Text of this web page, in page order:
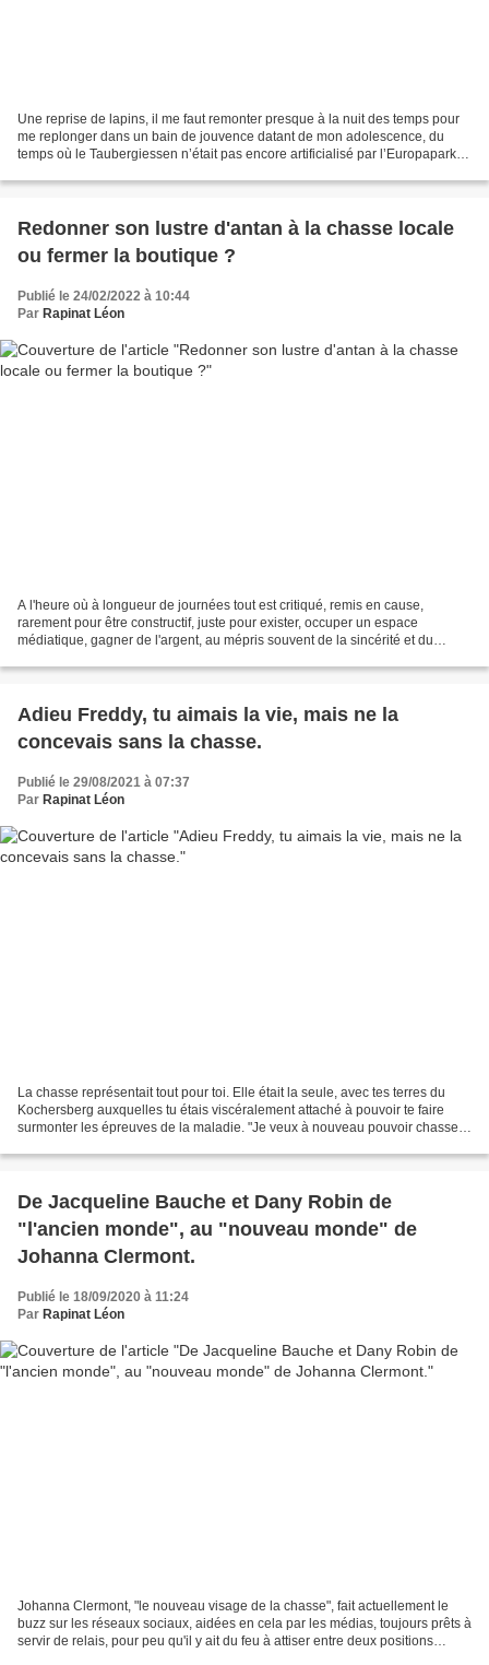
Une reprise de lapins, il me faut remonter presque à la nuit des temps pour
me replonger dans un bain de jouvence datant de mon adolescence, du
temps où le Taubergiessen n’était pas encore artificialisé par l’Europapark,
Redonner son lustre d'antan à la chasse locale
ou fermer la boutique ?
Publié le 24/02/2022 à 10:44
Par Rapinat Léon
A l'heure où à longueur de journées tout est critiqué, remis en cause,
rarement pour être constructif, juste pour exister, occuper un espace
médiatique, gagner de l'argent, au mépris souvent de la sincérité et du
Adieu Freddy, tu aimais la vie, mais ne la
concevais sans la chasse.
Publié le 29/08/2021 à 07:37
Par Rapinat Léon
La chasse représentait tout pour toi. Elle était la seule, avec tes terres du
Kochersberg auxquelles tu étais viscéralement attaché à pouvoir te faire
surmonter les épreuves de la maladie. "Je veux à nouveau pouvoir chasser"
De Jacqueline Bauche et Dany Robin de
"l'ancien monde", au "nouveau monde" de
Johanna Clermont.
Publié le 18/09/2020 à 11:24
Par Rapinat Léon
Johanna Clermont, "le nouveau visage de la chasse", fait actuellement le
buzz sur les réseaux sociaux, aidées en cela par les médias, toujours prêts à
servir de relais, pour peu qu'il y ait du feu à attiser entre deux positions